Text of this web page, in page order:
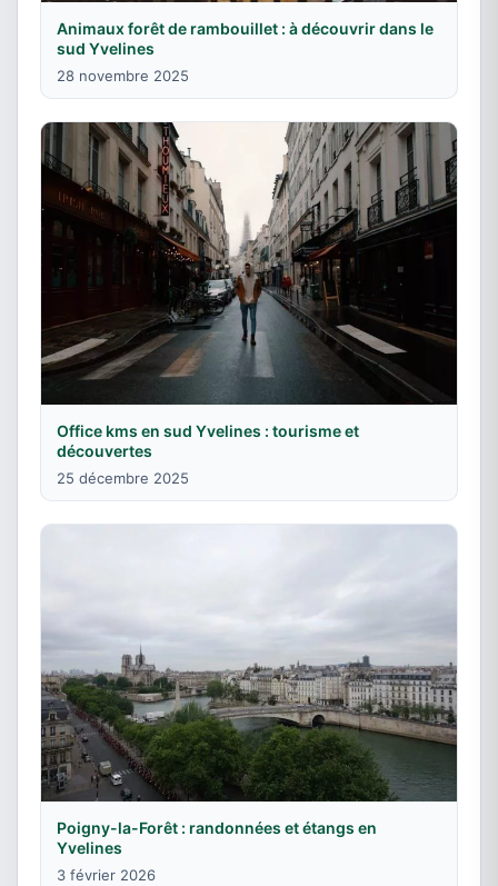
Animaux forêt de rambouillet : à découvrir dans le
sud Yvelines
28 novembre 2025
Office kms en sud Yvelines : tourisme et
découvertes
25 décembre 2025
Poigny-la-Forêt : randonnées et étangs en
Yvelines
3 février 2026